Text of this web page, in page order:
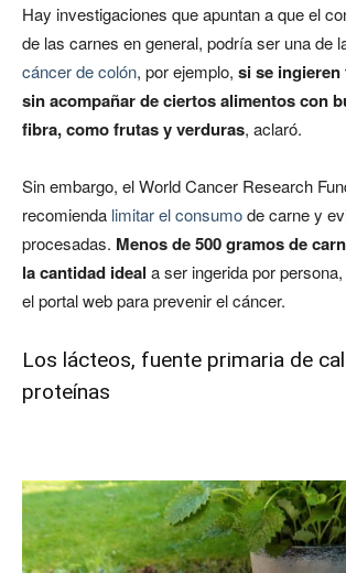
Hay investigaciones que apuntan a que el
de las carnes en general, podría ser una de
cáncer de colón, por ejemplo, si se
sin acompañar de ciertos alimentos con
fibra, como frutas y verduras, aclaró.
Sin embargo, el World Cancer Research
recomienda limitar el consumode carne y
procesadas. Menos de 500 gramos de
la cantidad ideal a ser ingerida por
el portal web para prevenir el cáncer.
Los lácteos, fuente primaria de
proteínas